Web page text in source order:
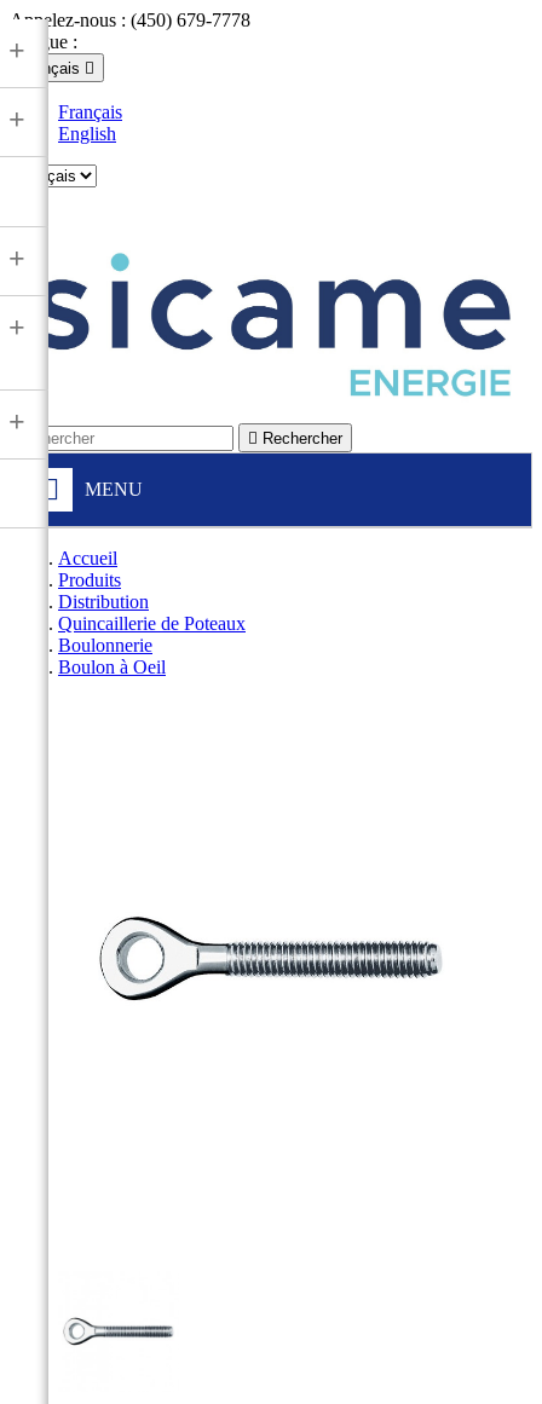
Appelez-nous : (450) 679-7778
Langue :
Français 
Français
English
 Rechercher
MENU
+
+
+
+
+
Accueil
Produits
Distribution
Quincaillerie de Poteaux
Boulonnerie
Boulon à Oeil